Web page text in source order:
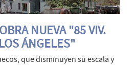
NUEVA "85 VIV.
ÁNGELES"
que disminuyen su escala y